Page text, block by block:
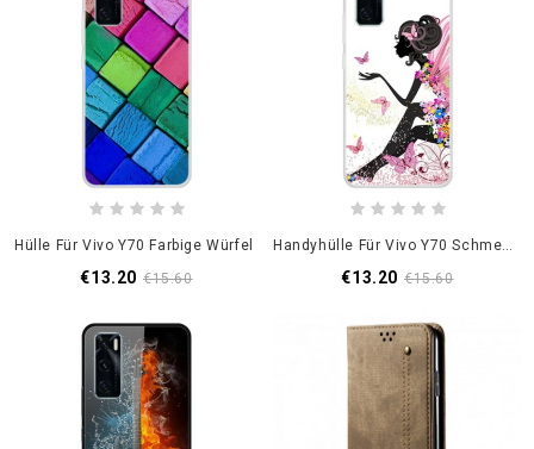
Hülle Für Vivo Y70 Farbige Würfel
€13.20 €15.60
Handyhülle Für Vivo Y70 Schmetterlingsdame
€13.20 €15.60